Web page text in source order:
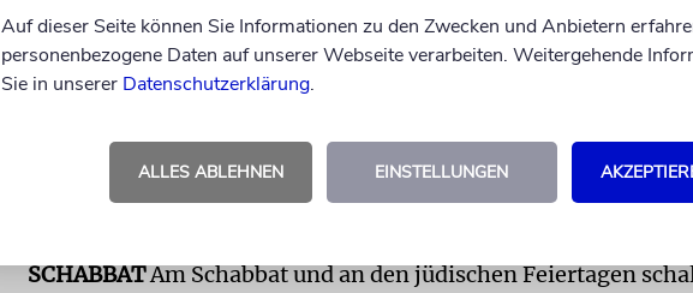
Hatzala (zu Deutsch: Rettungskomitee), die von der Union der
Rabbiner der Vereinigten Staaten und Kanadas gegründet
Geld, Torarollen, Gebetbücher, Tallitot und Tefillin verteilten.
wenn sich die Gläubigen zum Gebet versammelten. »Beim
sich die Juden Riemen um die Arme und banden sich ein
SCHABBATAm Schabbat und an den jüdischen Feiertagen
Auf dieser Seite können Sie Informationen zu den Zwecken und Anbietern
personenbezogene Daten auf unserer Webseite verarbeiten. Weitergehende
Sie in unserer Datenschutzerklärung.
ALLES ABLEHNEN EINSTELLUNGEN